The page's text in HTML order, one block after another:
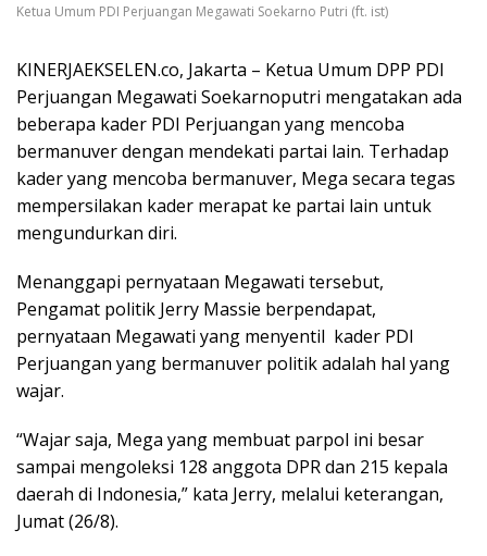
Ketua Umum PDI Perjuangan Megawati Soekarno Putri (ft. ist)
KINERJAEKSELEN.co, Jakarta – Ketua Umum DPP PDI
Perjuangan Megawati Soekarnoputri mengatakan ada
beberapa kader PDI Perjuangan yang mencoba
bermanuver dengan mendekati partai lain. Terhadap
kader yang mencoba bermanuver, Mega secara tegas
mempersilakan kader merapat ke partai lain untuk
mengundurkan diri.
Menanggapi pernyataan Megawati tersebut,
Pengamat politik Jerry Massie berpendapat,
pernyataan Megawati yang menyentil kader PDI
Perjuangan yang bermanuver politik adalah hal yang
wajar.
“Wajar saja, Mega yang membuat parpol ini besar
sampai mengoleksi 128 anggota DPR dan 215 kepala
daerah di Indonesia,” kata Jerry, melalui keterangan,
Jumat (26/8).